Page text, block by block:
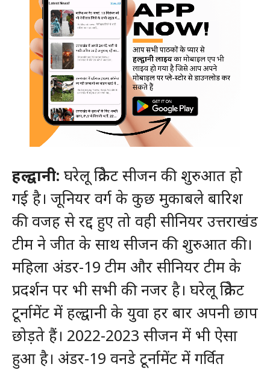
हल्द्वानी: घरेलू क्रिकेट सीजन की शुरुआत हो
गई है। जूनियर वर्ग के कुछ मुकाबले बारिश
की वजह से रद्द हुए तो वही सीनियर उत्तराखंड
टीम ने जीत के साथ सीजन की शुरुआत की।
महिला अंडर-19 टीम और सीनियर टीम के
प्रदर्शन पर भी सभी की नजर है। घरेलू क्रिकेट
टूर्नामेंट में हल्द्वानी के युवा हर बार अपनी छाप
छोड़ते हैं। 2022-2023 सीजन में भी ऐसा
हुआ है। अंडर-19 वनडे टूर्नामेंट में गर्वित